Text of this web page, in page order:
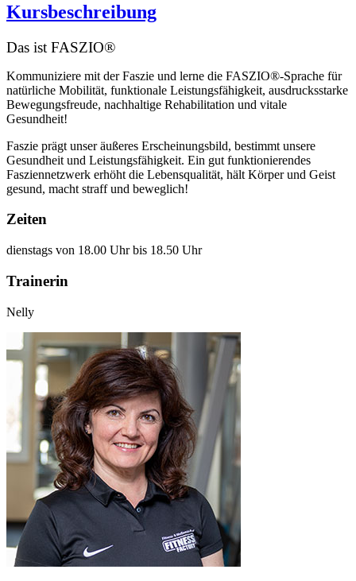
Kursbeschreibung
Das ist FASZIO®
Kommuniziere mit der Faszie und lerne die FASZIO®-Sprache für
natürliche Mobilität, funktionale Leistungsfähigkeit, ausdrucksstarke
Bewegungsfreude, nachhaltige Rehabilitation und vitale
Gesundheit!
Faszie prägt unser äußeres Erscheinungsbild, bestimmt unsere
Gesundheit und Leistungsfähigkeit. Ein gut funktionierendes
Fasziennetzwerk erhöht die Lebensqualität, hält Körper und Geist
gesund, macht straff und beweglich!
Zeiten
dienstags von 18.00 Uhr bis 18.50 Uhr
Trainerin
Nelly